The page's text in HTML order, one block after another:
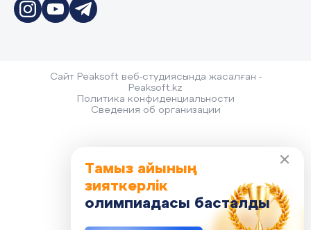
Тамыз айының
зияткерлік
олимпиадасы басталды
Сайт Peaksoft веб-студиясында жасалған -
Peaksoft.kz
Политика конфиденциальности
Сведения об организации